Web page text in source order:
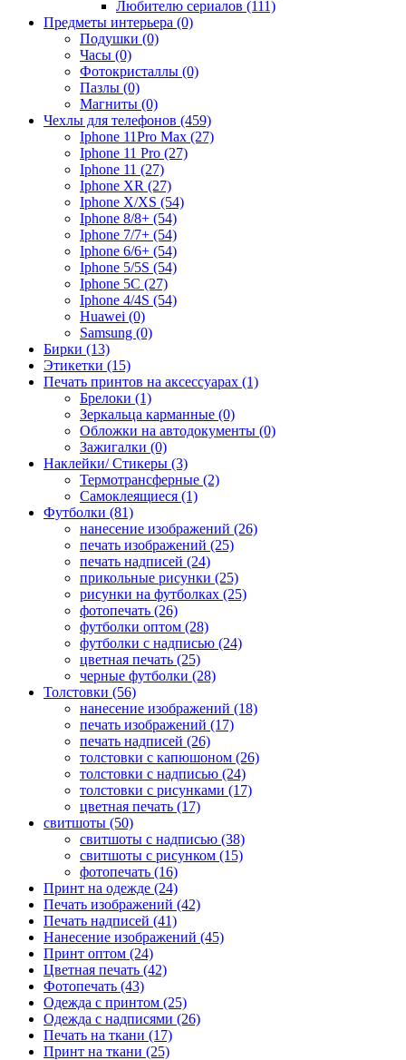
Любителю сериалов (111)
Предметы интерьера (0)
Подушки (0)
Часы (0)
Фотокристаллы (0)
Пазлы (0)
Магниты (0)
Чехлы для телефонов (459)
Iphone 11Pro Max (27)
Iphone 11 Pro (27)
Iphone 11 (27)
Iphone XR (27)
Iphone X/XS (54)
Iphone 8/8+ (54)
Iphone 7/7+ (54)
Iphone 6/6+ (54)
Iphone 5/5S (54)
Iphone 5C (27)
Iphone 4/4S (54)
Huawei (0)
Samsung (0)
Бирки (13)
Этикетки (15)
Печать принтов на аксессуарах (1)
Брелоки (1)
Зеркальца карманные (0)
Обложки на автодокументы (0)
Зажигалки (0)
Наклейки/ Стикеры (3)
Термотрансферные (2)
Самоклеящиеся (1)
Футболки (81)
нанесение изображений (26)
печать изображений (25)
печать надписей (24)
прикольные рисунки (25)
рисунки на футболках (25)
фотопечать (26)
футболки оптом (28)
футболки с надписью (24)
цветная печать (25)
черные футболки (28)
Толстовки (56)
нанесение изображений (18)
печать изображений (17)
печать надписей (26)
толстовки с капюшоном (26)
толстовки с надписью (24)
толстовки с рисунками (17)
цветная печать (17)
свитшоты (50)
свитшоты с надписью (38)
свитшоты с рисунком (15)
фотопечать (16)
Принт на одежде (24)
Печать изображений (42)
Печать надписей (41)
Нанесение изображений (45)
Принт оптом (24)
Цветная печать (42)
Фотопечать (43)
Одежда с принтом (25)
Одежда с надписями (26)
Печать на ткани (17)
Принт на ткани (25)